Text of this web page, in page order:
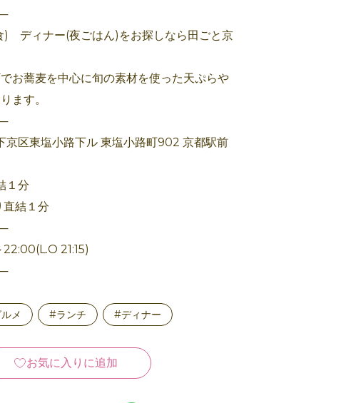
) ディナー(夜ごはん)をお探しなら田ごと京
お蕎麦を中心に旬の素材を使った天ぷらや
ます。
京区東塩小路下ル 東塩小路町902 京都駅前
１分
直結１分
21:15)
メ #ランチ #ディナー
お気に入りに追加